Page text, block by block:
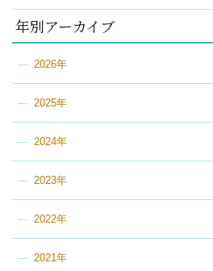
年別アーカイブ
2026年
2025年
2024年
2023年
2022年
2021年